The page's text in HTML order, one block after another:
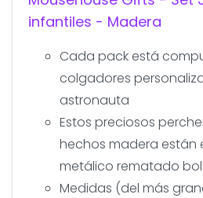
infantiles - Madera
Cada pack está
colgadores
astronauta
Estos preciosos
hechos madera
metálico rematado
Medidas (del más